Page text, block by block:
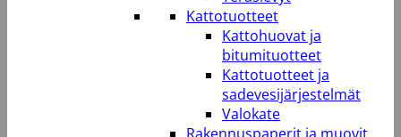
Kattotuotteet
Kattohuovat ja
bitumituotteet
Kattotuotteet ja
sadevesijärjestelmät
Valokate